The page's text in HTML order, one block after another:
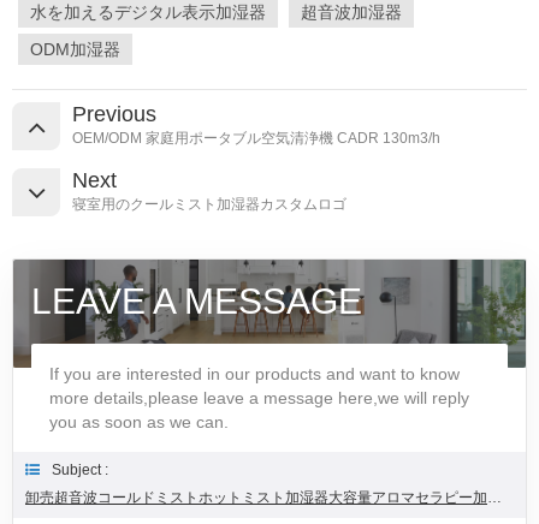
水を加えるデジタル表示加湿器
超音波加湿器
ODM加湿器
Previous
OEM/ODM 家庭用ポータブル空気清浄機 CADR 130m3/h
Next
寝室用のクールミスト加湿器カスタムロゴ
LEAVE A MESSAGE
If you are interested in our products and want to know
more details,please leave a message here,we will reply
you as soon as we can.
Subject :
卸売超音波コールドミストホットミスト加湿器大容量アロマセラピー加湿器